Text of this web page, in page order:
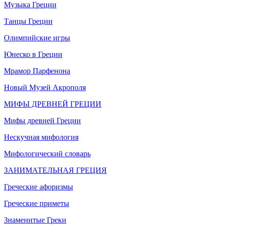
Музыка Греции
Танцы Греции
Олимпийские игры
Юнеско в Греции
Мрамор Парфенона
Новый Музей Акрополя
МИФЫ ДРЕВНЕЙ ГРЕЦИИ
Мифы древней Греции
Нескучная мифология
Мифологический словарь
ЗАНИМАТЕЛЬНАЯ ГРЕЦИЯ
Греческие афоризмы
Греческие приметы
Знаменитые Греки